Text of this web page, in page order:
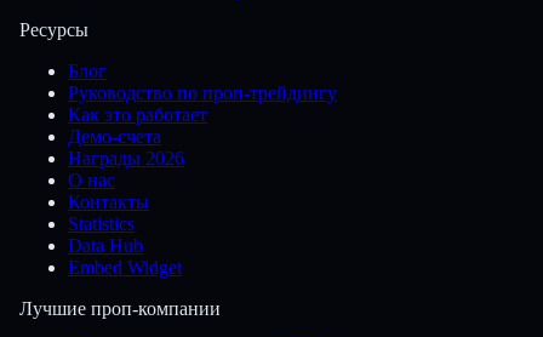
Ресурсы
Блог
Руководство по проп-трейдингу
Как это работает
Демо-счета
Награды 2026
О нас
Контакты
Statistics
Data Hub
Embed Widget
Лучшие проп-компании